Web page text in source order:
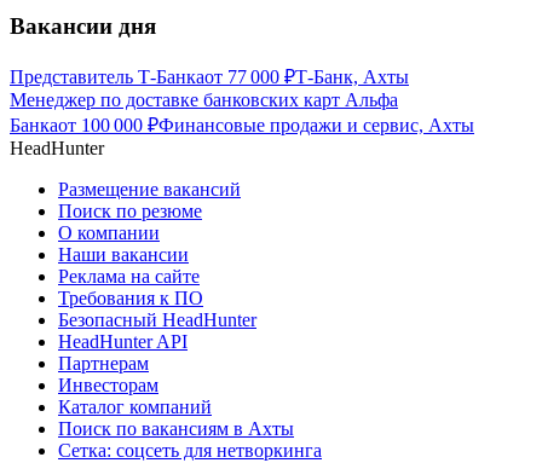
Вакансии дня
Представитель Т-Банкаот 77 000 ₽Т-Банк, Ахты
Менеджер по доставке банковских карт Альфа
Банкаот 100 000 ₽Финансовые продажи и сервис, Ахты
HeadHunter
Размещение вакансий
Поиск по резюме
О компании
Наши вакансии
Реклама на сайте
Требования к ПО
Безопасный HeadHunter
HeadHunter API
Партнерам
Инвесторам
Каталог компаний
Поиск по вакансиям в Ахты
Сетка: соцсеть для нетворкинга